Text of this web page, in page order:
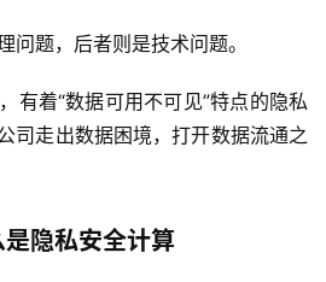
问题，后者则是技术问题。
有着“数据可用不可见”特点的隐私
司走出数据困境，打开数据流通之
隐私安全计算